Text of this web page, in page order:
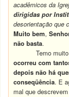
acadêmicos da
dirigidas por
desorientação que
Muito bem,
não basta.
Temo
ocorreu com
depois não há
conseqüência. E
mal que